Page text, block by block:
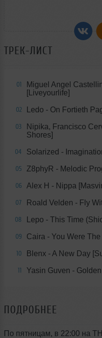
ТРЕК-ЛИСТ
01
Miguel Angel
[Liveyourlife]
02 Ledo - On Fortieth
03
Nipika, Francisco
Shores]
04 Solarized -
05 Z8phyR - Melodic
06 Alex H - Nippa
07 Roald Velden - Fly
08 Lepo - This Time
09 Caira - You Were
10 Blenx - A New Day
11 Yasin Guven -
ПОДРОБНЕЕ
По пятницам, в 22:00 на